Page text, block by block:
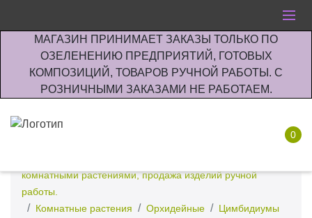
МАГАЗИН ПРИНИМАЕТ ЗАКАЗЫ ТОЛЬКО ПО
ОЗЕЛЕНЕНИЮ ПРЕДПРИЯТИЙ, ГОТОВЫХ
КОМПОЗИЦИЙ, ТОВАРОВ РУЧНОЙ РАБОТЫ. С
РОЗНИЧНЫМИ ЗАКАЗАМИ НЕ РАБОТАЕМ.
0
комнатными растениями, продажа изделий ручной
работы.
Комнатные растения
Орхидейные Цимбидиумы